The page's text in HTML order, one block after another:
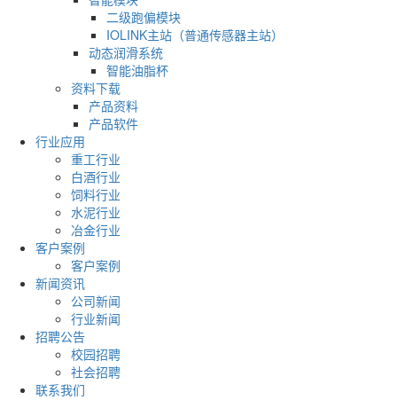
二级跑偏模块
IOLINK主站（普通传感器主站）
动态润滑系统
智能油脂杯
资料下载
产品资料
产品软件
行业应用
重工行业
白酒行业
饲料行业
水泥行业
冶金行业
客户案例
客户案例
新闻资讯
公司新闻
行业新闻
招聘公告
校园招聘
社会招聘
联系我们